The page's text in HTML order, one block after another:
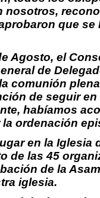
nosotros,
que
Agosto, el
de
comunión
de seguir
habíamos
ordenación
en la Iglesia
de las 45
de la
iglesia.